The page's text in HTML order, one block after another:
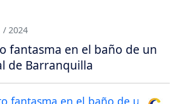
/ 2024
fantasma en el baño de un
de Barranquilla